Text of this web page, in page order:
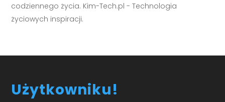
codziennego życia. Kim-Tech.pl - Technologia
życiowych inspiracji.
Użytkowniku!